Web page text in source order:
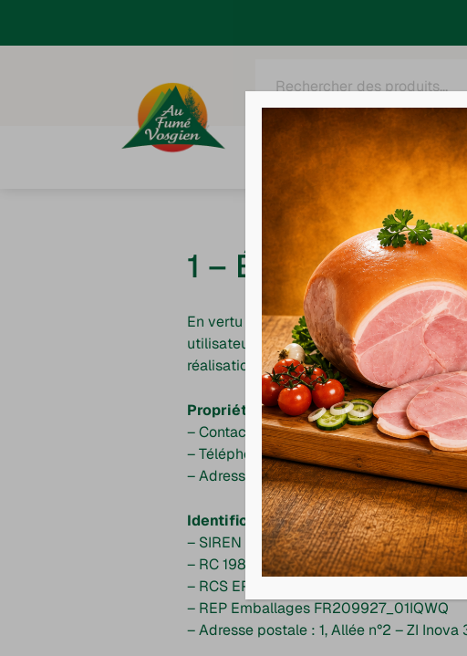
produits
Tous nos produits
1 – Édition du site
En vertu del’article 6 de la loi n° 2004-
utilisateurs du site internethttps://
réalisation et de son suivi:
Propriétaire du site :AU FUME
– Contact : aufumevosgien@gmail.com
– Téléphone : 03 29 39 15 00
– Adresse : 1, Allée n°2 – ZI Inova 3000 –
Identification de l’entreprise :AU
– SIREN : 333255016
– RC 1985 B 00116
– RCS EPINAL B 333 255 016
– REP Emballages FR209927_01IQWQ
– Adresse postale : 1, Allée n°2 – ZI